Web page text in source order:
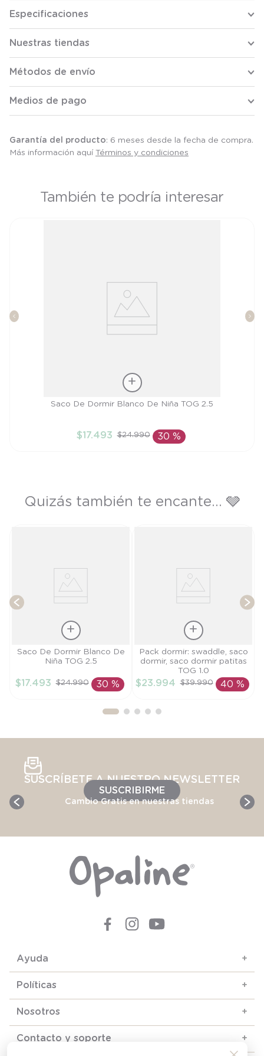
Especificaciones
Nuestras tiendas
Métodos de envío
Medios de pago
Garantía del producto: 6 meses desde la fecha de compra.
Más información aquí Términos y condiciones
También te podría interesar
AÑADIR AL CARRITO
Saco De Dormir Blanco De Niña TOG 2.5
$17.493 $24.990 30 %
Quizás también te encante... 🩶
Talla
AÑADIR AL
Saco De Dormir Blanco De
Niña TOG 2.5
$17.493 $24.990 30 %
Talla
AÑADIR AL
Pack dormir: swaddle, saco
dormir, saco dormir patitas
TOG 1.0
$23.994 $39.990 40 %
SUSCRÍBETE A NUESTRO NEWSLETTER
SUSCRIBIRME
Cambio Gratis en nuestras tiendas
Ayuda +
Políticas +
Nosotros +
Contacto y soporte +